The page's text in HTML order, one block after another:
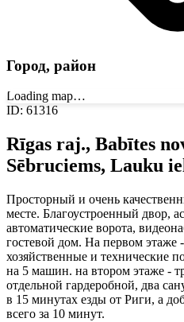
Город, район
Loading map…
ID: 61316
Rīgas raj., Babītes
Sēbruciems, Lauku
Просторный и очень
месте. Благоустроенный двор,
автоматические ворота,
гостевой дом. На первом этаже
хозяйственные и технические
на 5 машин. на втором этаже -
отдельной гардеробной, два
в 15 минутах езды от Риги, а
всего за 10 минут.